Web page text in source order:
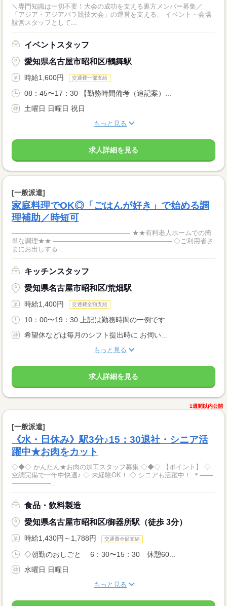
＼専門知識は一切不要！大会の成功を支える裏方メンバー募集／
「アジア・アジアパラ競技大会」の運営を支える、 イベント・会場
設営スタッフとして...
イベントスタッフ
愛知県名古屋市昭和区/鶴舞駅
時給1,600円 交通費一部支給
08：45〜17：30 【勤務時間備考（追記案）...
土曜日 日曜日 祝日
もっと見る
求人詳細を見る
[一般派遣]
家庭料理でOK◎「ごはんが好き」で始める調
理補助／時短可
―――――――――――――――――― ★★有料老人ホームでの簡
単な調理★★ ―――――――――――――――――― ◇ご利用者さ
まにお出しする ...
キッチンスタッフ
愛知県名古屋市昭和区/荒畑駅
時給1,400円 交通費全額支給
10：00〜19：30 上記は勤務時間の一例です ...
希望休などは毎月のシフト提出時に お伺い...
もっと見る
求人詳細を見る
1週間以内公開
[一般派遣]
《水・日休み》駅3分♪15：30退社・シニア活
躍中★お肉をカット
◇◆◇ かんたん★お肉の加工スタッフ募集 ◇◆◇ 【ポイント】 ◇
空調完備で一年中快適♪ ◇ 未経験OK！ ◇ シニアも活躍中！ ＊――
――――――...
食品・飲料製造
愛知県名古屋市昭和区/御器所駅（徒歩 3分）
時給1,430円～1,788円 交通費全額支給
◇朝勤のおしごと 6：30〜15：30 休憩60...
水曜日 日曜日
もっと見る